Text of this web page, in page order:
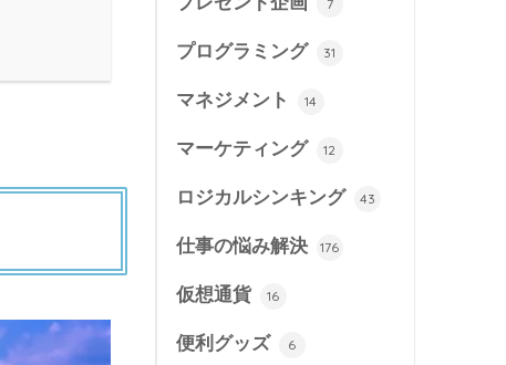
7
プログラミング 31
マネジメント 14
マーケティング 12
ロジカルシンキング 43
仕事の悩み解決 176
仮想通貨 16
便利グッズ 6